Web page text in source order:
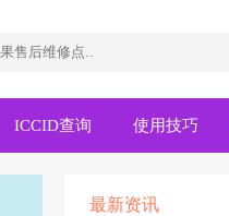
ICCID查询 使用技巧
最新资讯